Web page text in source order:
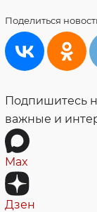
Поделиться
Подпишитесь
важные и
Max
Дзен